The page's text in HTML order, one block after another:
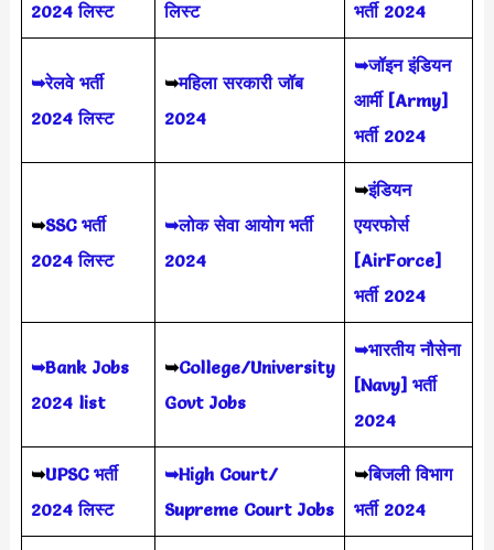
2024 लिस्ट
लिस्ट
भर्ती 2024
➥रेलवे भर्ती
2024 लिस्ट
➥महिला सरकारी जॉब
2024
➥जॉइन इंडियन
आर्मी [Army]
भर्ती 2024
➥SSC भर्ती
2024 लिस्ट
➥लोक सेवा आयोग भर्ती
2024
➥इंडियन
एयरफोर्स
[AirForce]
भर्ती 2024
➥Bank Jobs
2024 list
➥College/University
Govt Jobs
➥भारतीय नौसेना
[Navy] भर्ती
2024
➥UPSC भर्ती
2024 लिस्ट
➥High Court/
Supreme Court Jobs
➥बिजली विभाग
भर्ती 2024